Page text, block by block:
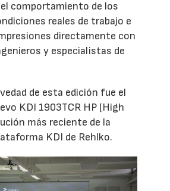
comportamiento de los
reales de trabajo e
directamente con
y especialistas de
de esta edición fue el
KDI 1903TCR HP (High
más reciente de la
KDI de Rehlko.